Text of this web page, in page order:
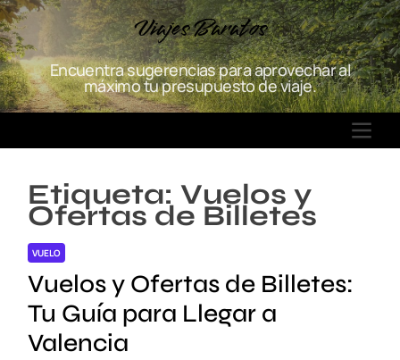
S
k
i
p
t
o
Viajes Baratos
Encuentra sugerencias para aprovechar al
máximo tu presupuesto de viaje.
M
E
Etiqueta: Vuelos y
Ofertas de Billetes
VUELO
Vuelos y Ofertas de Billetes:
Tu Guía para Llegar a
Valencia